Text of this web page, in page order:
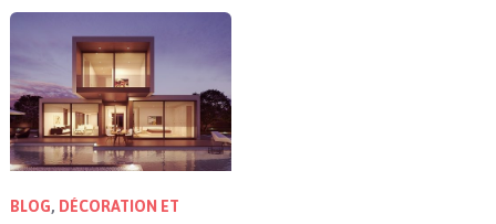
BLOG, DÉCORATION ET